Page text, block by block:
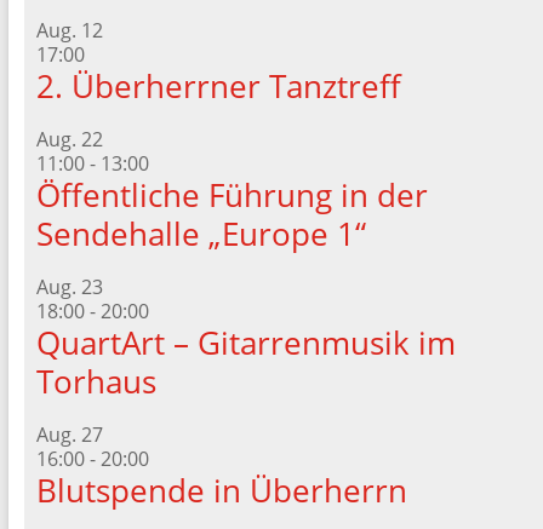
Aug. 12
17:00
2. Überherrner Tanztreff
Aug. 22
11:00- 13:00
Öffentliche Führung in der
Sendehalle „Europe 1“
Aug. 23
18:00-20:00
QuartArt – Gitarrenmusik im
Torhaus
Aug. 27
16:00-20:00
Blutspende in Überherrn